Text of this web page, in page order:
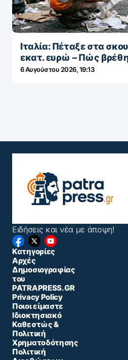
Ιταλία: Πέταξε στα
εκατ. ευρώ – Πώς
6 Αυγούστου 2026, 19:13
Ειδήσεις και νέα με άποψη!
Κατηγορίες
Αρχές
Δημοσιογραφίας
του
PATRAPRESS.GR
Privacy Policy
Ποιοι είμαστε
Ιδιοκτησιακό
Καθεστώς &
Πολιτική
Χρηματοδότησης
Πολιτική